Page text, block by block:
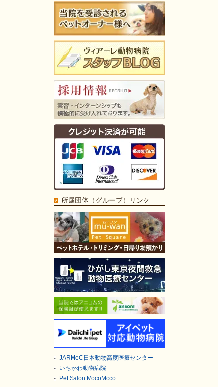
所属団体（グループ）リンク
JARMeC日本動物高度医療センター
いちかわ動物病院
Pet Salon MocoMoco